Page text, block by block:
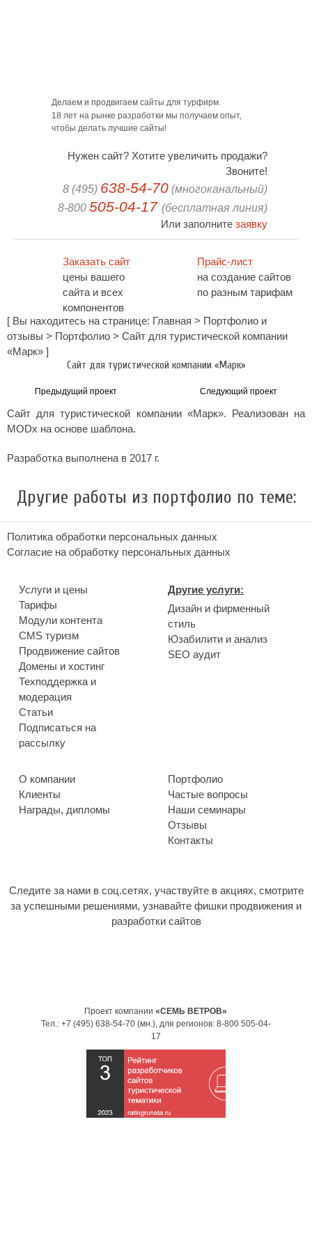
Делаем и продвигаем сайты для турфирм.
18 лет на рынке разработки мы получаем опыт,
чтобы делать лучшие сайты!
Нужен сайт? Хотите увеличить продажи?
Звоните!
8 (495) 638-54-70 (многоканальный)
8-800 505-04-17 (бесплатная линия)
Или заполните заявку
Заказать сайт
цены вашего
сайта и всех
компонентов
Прайс-лист
на создание сайтов
по разным тарифам
[ Вы находитесь на странице: Главная > Портфолио и
отзывы > Портфолио > Сайт для туристической компании
«Марк» ]
Сайт для туристической компании «Марк»
Предыдущий проект Следующий проект
Сайт для туристической компании«Марк». Реализован на
MODx на основе шаблона.
Разработка выполнена в 2017 г.
Другие работы из портфолио по теме:
Политика обработки персональных данных
Согласие на обработку персональных данных
Услуги и цены
Тарифы
Модули контента
CMS туризм
Продвижение сайтов
Домены и хостинг
Техподдержка и
модерация
Статьи
Подписаться на
рассылку
Другие услуги:
Дизайн и фирменный
стиль
Юзабилити и анализ
SEO аудит
О компании
Клиенты
Награды, дипломы
Портфолио
Частые вопросы
Наши семинары
Отзывы
Контакты
Следите за нами в соц.сетях, участвуйте в акциях, смотрите
за успешными решениями, узнавайте фишки продвижения и
разработки сайтов
Проект компании«СЕМЬ ВЕТРОВ»
Тел.: +7 (495) 638-54-70(мн.), для регионов: 8-800 505-04-
17